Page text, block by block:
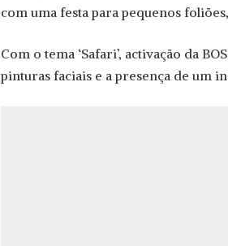
com uma festa para pequenos foliões,
Com o tema ‘Safari’, activação da
pinturas faciais e a presença de um